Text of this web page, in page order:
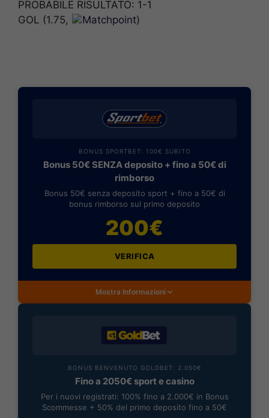
PROBABILE RISULTATO: 1-1
GOL (1.75,
Matchpoint)
BONUS SPORTBET: 100€ SUBITO
Bonus 50€ SENZA deposito + fino a 50€ di
rimborso
Bonus 50€ senza deposito sport + fino a 50€ di
bonus rimborso sul primo deposito
200€
VERIFICA
Mostra Informazioni
BONUS BENVENUTO GOLDBET: 2.050€
Fino a 2050€ sport e casino
Per i nuovi registrati: 100% fino a 2.000€ in Bonus
Scommesse + 50% del primo deposito fino a 50€